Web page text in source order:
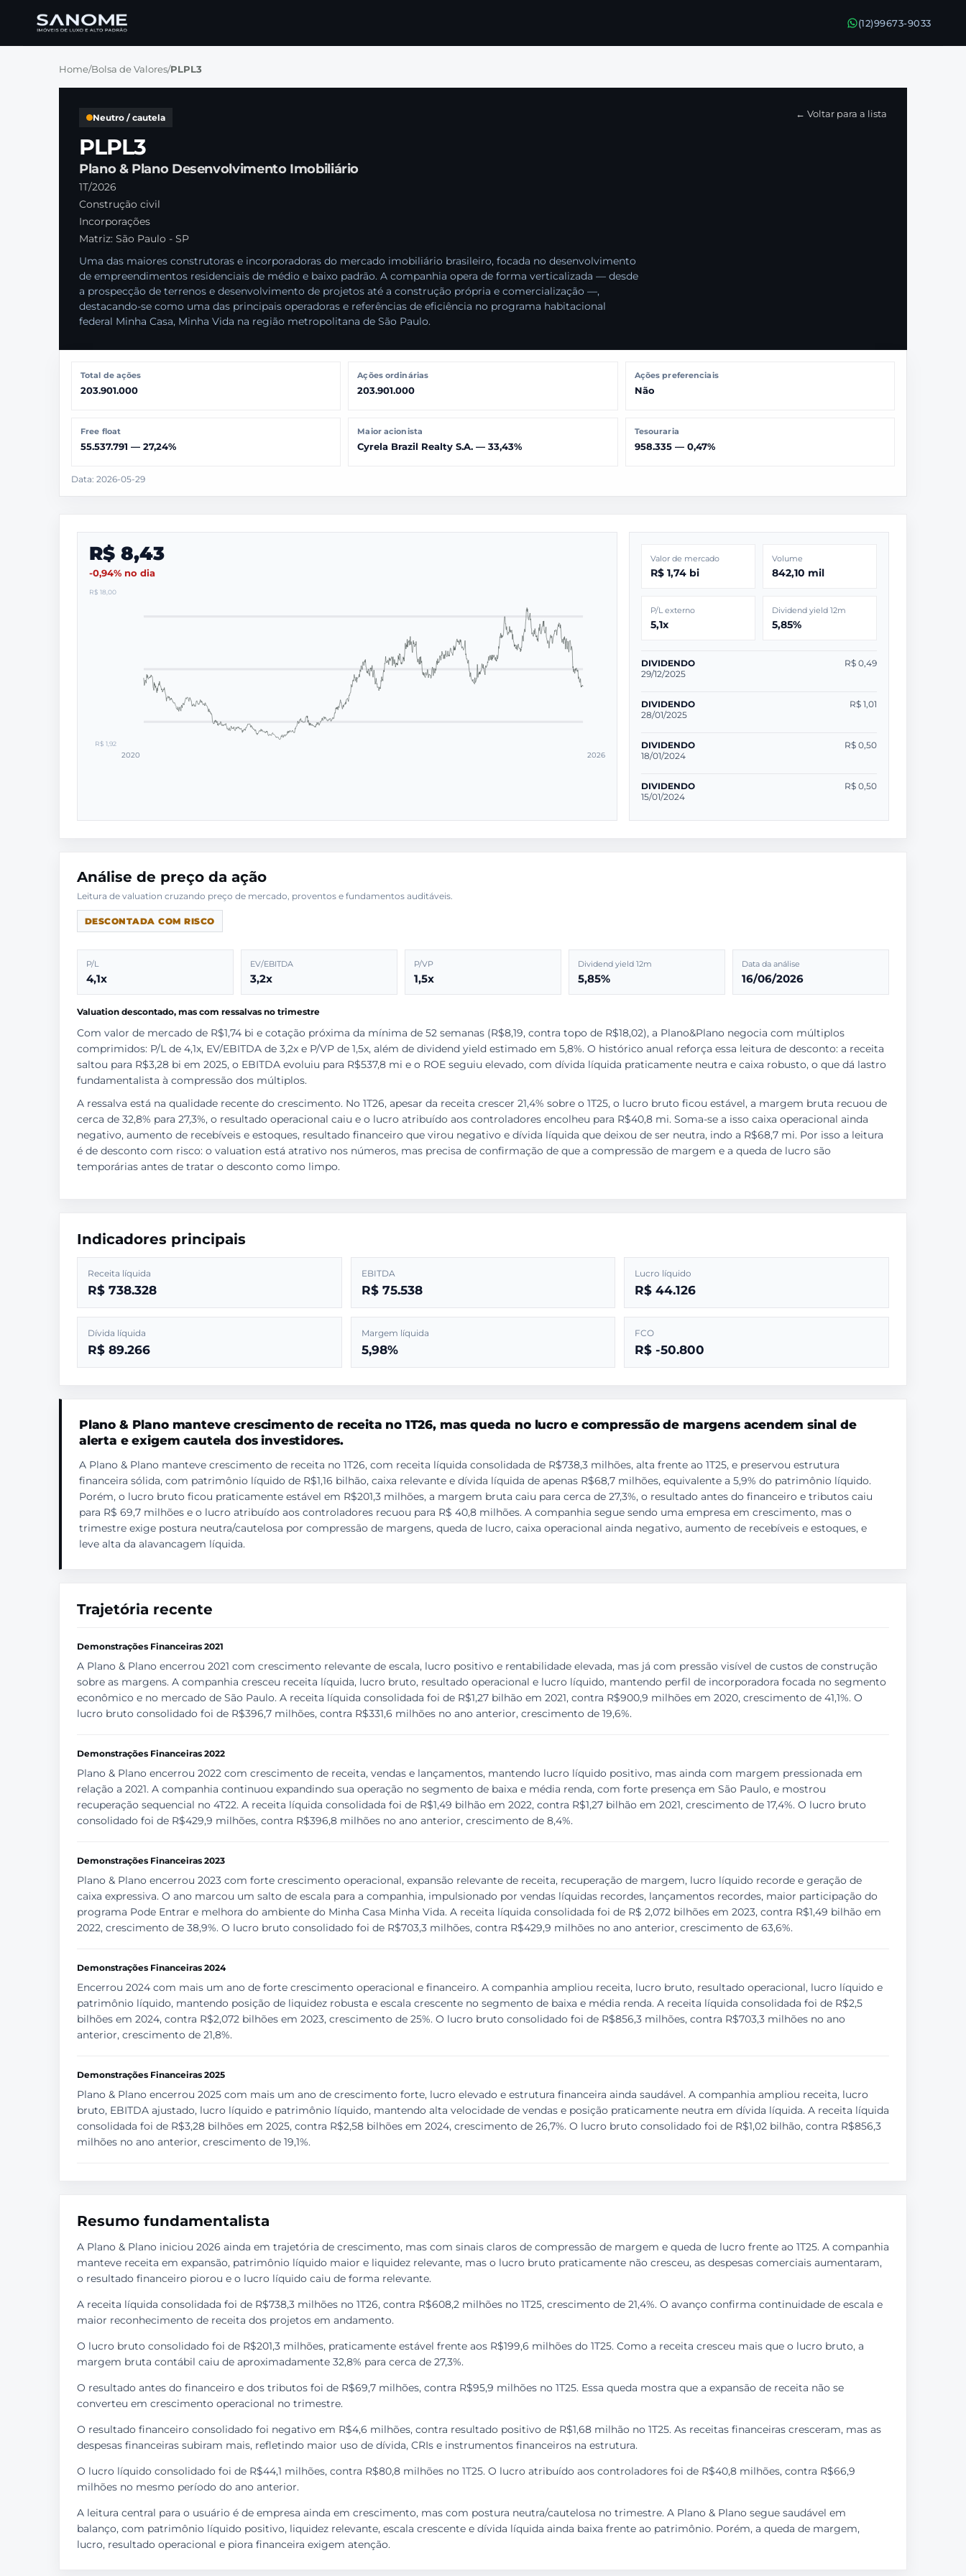
(12)99673-9033
Home/Bolsa de Valores/PLPL3
Neutro / cautela
PLPL3
Plano & Plano Desenvolvimento Imobiliário
1T/2026
Construção civil
Incorporações
Matriz: São Paulo - SP
Uma das maiores construtoras e incorporadoras do mercado imobiliário brasileiro, focada no desenvolvimento
de empreendimentos residenciais de médio e baixo padrão. A companhia opera de forma verticalizada — desde
a prospecção de terrenos e desenvolvimento de projetos até a construção própria e comercialização —,
destacando-se como uma das principais operadoras e referências de eficiência no programa habitacional
federal Minha Casa, Minha Vida na região metropolitana de São Paulo.
← Voltar para a lista
Total de ações
203.901.000
Ações ordinárias
203.901.000
Ações preferenciais
Não
Free float
55.537.791 — 27,24%
Maior acionista
Cyrela Brazil Realty S.A. — 33,43%
Tesouraria
958.335 — 0,47%
Data: 2026-05-29
R$ 8,43
-0,94% no dia
R$ 18,00
R$ 1,92
2020 2026
Valor de mercado
R$ 1,74 bi
Volume
842,10 mil
P/L externo
5,1x
Dividend yield 12m
5,85%
DIVIDENDO
29/12/2025
R$ 0,49
DIVIDENDO
28/01/2025
R$ 1,01
DIVIDENDO
18/01/2024
R$ 0,50
DIVIDENDO
15/01/2024
R$ 0,50
Análise de preço da ação
DESCONTADA COM RISCO
P/L
4,1x
EV/EBITDA
3,2x
P/VP
1,5x
Dividend yield 12m
5,85%
Data da análise
16/06/2026
Valuation descontado, mas com ressalvas no trimestre
Com valor de mercado de R$1,74 bi e cotação próxima da mínima de 52 semanas (R$8,19, contra topo de R$18,02), a Plano&Plano negocia com múltiplos
comprimidos: P/L de 4,1x, EV/EBITDA de 3,2x e P/VP de 1,5x, além de dividend yield estimado em 5,8%. O histórico anual reforça essa leitura de desconto: a receita
saltou para R$3,28 bi em 2025, o EBITDA evoluiu para R$537,8 mi e o ROE seguiu elevado, com dívida líquida praticamente neutra e caixa robusto, o que dá lastro
fundamentalista à compressão dos múltiplos.
A ressalva está na qualidade recente do crescimento. No 1T26, apesar da receita crescer 21,4% sobre o 1T25, o lucro bruto ficou estável, a margem bruta recuou de
cerca de 32,8% para 27,3%, o resultado operacional caiu e o lucro atribuído aos controladores encolheu para R$40,8 mi. Soma-se a isso caixa operacional ainda
negativo, aumento de recebíveis e estoques, resultado financeiro que virou negativo e dívida líquida que deixou de ser neutra, indo a R$68,7 mi. Por isso a leitura
é de desconto com risco: o valuation está atrativo nos números, mas precisa de confirmação de que a compressão de margem e a queda de lucro são
temporárias antes de tratar o desconto como limpo.
Indicadores principais
Receita líquida
R$ 738.328
EBITDA
R$ 75.538
Lucro líquido
R$ 44.126
Dívida líquida
R$ 89.266
Margem líquida
5,98%
FCO
R$ -50.800
Plano & Plano manteve crescimento de receita no 1T26, mas queda no lucro e compressão de margens acendem sinal de
alerta e exigem cautela dos investidores.
A Plano & Plano manteve crescimento de receita no 1T26, com receita líquida consolidada de R$738,3 milhões, alta frente ao 1T25, e preservou estrutura
financeira sólida, com patrimônio líquido de R$1,16 bilhão, caixa relevante e dívida líquida de apenas R$68,7 milhões, equivalente a 5,9% do patrimônio líquido.
Porém, o lucro bruto ficou praticamente estável em R$201,3 milhões, a margem bruta caiu para cerca de 27,3%, o resultado antes do financeiro e tributos caiu
para R$ 69,7 milhões e o lucro atribuído aos controladores recuou para R$ 40,8 milhões. A companhia segue sendo uma empresa em crescimento, mas o
trimestre exige postura neutra/cautelosa por compressão de margens, queda de lucro, caixa operacional ainda negativo, aumento de recebíveis e estoques, e
leve alta da alavancagem líquida.
Trajetória recente
Demonstrações Financeiras 2021
A Plano & Plano encerrou 2021 com crescimento relevante de escala, lucro positivo e rentabilidade elevada, mas já com pressão visível de custos de construção
sobre as margens. A companhia cresceu receita líquida, lucro bruto, resultado operacional e lucro líquido, mantendo perfil de incorporadora focada no segmento
econômico e no mercado de São Paulo. A receita líquida consolidada foi de R$1,27 bilhão em 2021, contra R$900,9 milhões em 2020, crescimento de 41,1%. O
lucro bruto consolidado foi de R$396,7 milhões, contra R$331,6 milhões no ano anterior, crescimento de 19,6%.
Demonstrações Financeiras 2022
Plano & Plano encerrou 2022 com crescimento de receita, vendas e lançamentos, mantendo lucro líquido positivo, mas ainda com margem pressionada em
relação a 2021. A companhia continuou expandindo sua operação no segmento de baixa e média renda, com forte presença em São Paulo, e mostrou
recuperação sequencial no 4T22. A receita líquida consolidada foi de R$1,49 bilhão em 2022, contra R$1,27 bilhão em 2021, crescimento de 17,4%. O lucro bruto
consolidado foi de R$429,9 milhões, contra R$396,8 milhões no ano anterior, crescimento de 8,4%.
Demonstrações Financeiras 2023
Plano & Plano encerrou 2023 com forte crescimento operacional, expansão relevante de receita, recuperação de margem, lucro líquido recorde e geração de
caixa expressiva. O ano marcou um salto de escala para a companhia, impulsionado por vendas líquidas recordes, lançamentos recordes, maior participação do
programa Pode Entrar e melhora do ambiente do Minha Casa Minha Vida. A receita líquida consolidada foi de R$ 2,072 bilhões em 2023, contra R$1,49 bilhão em
2022, crescimento de 38,9%. O lucro bruto consolidado foi de R$703,3 milhões, contra R$429,9 milhões no ano anterior, crescimento de 63,6%.
Demonstrações Financeiras 2024
Encerrou 2024 com mais um ano de forte crescimento operacional e financeiro. A companhia ampliou receita, lucro bruto, resultado operacional, lucro líquido e
patrimônio líquido, mantendo posição de liquidez robusta e escala crescente no segmento de baixa e média renda. A receita líquida consolidada foi de R$2,5
bilhões em 2024, contra R$2,072 bilhões em 2023, crescimento de 25%. O lucro bruto consolidado foi de R$856,3 milhões, contra R$703,3 milhões no ano
anterior, crescimento de 21,8%.
Demonstrações Financeiras 2025
Plano & Plano encerrou 2025 com mais um ano de crescimento forte, lucro elevado e estrutura financeira ainda saudável. A companhia ampliou receita, lucro
bruto, EBITDA ajustado, lucro líquido e patrimônio líquido, mantendo alta velocidade de vendas e posição praticamente neutra em dívida líquida. A receita líquida
consolidada foi de R$3,28 bilhões em 2025, contra R$2,58 bilhões em 2024, crescimento de 26,7%. O lucro bruto consolidado foi de R$1,02 bilhão, contra R$856,3
milhões no ano anterior, crescimento de 19,1%.
Resumo fundamentalista
A Plano & Plano iniciou 2026 ainda em trajetória de crescimento, mas com sinais claros de compressão de margem e queda de lucro frente ao 1T25. A companhia
manteve receita em expansão, patrimônio líquido maior e liquidez relevante, mas o lucro bruto praticamente não cresceu, as despesas comerciais aumentaram,
o resultado financeiro piorou e o lucro líquido caiu de forma relevante.
A receita líquida consolidada foi de R$738,3 milhões no 1T26, contra R$608,2 milhões no 1T25, crescimento de 21,4%. O avanço confirma continuidade de escala e
maior reconhecimento de receita dos projetos em andamento.
O lucro bruto consolidado foi de R$201,3 milhões, praticamente estável frente aos R$199,6 milhões do 1T25. Como a receita cresceu mais que o lucro bruto, a
margem bruta contábil caiu de aproximadamente 32,8% para cerca de 27,3%.
O resultado antes do financeiro e dos tributos foi de R$69,7 milhões, contra R$95,9 milhões no 1T25. Essa queda mostra que a expansão de receita não se
converteu em crescimento operacional no trimestre.
O resultado financeiro consolidado foi negativo em R$4,6 milhões, contra resultado positivo de R$1,68 milhão no 1T25. As receitas financeiras cresceram, mas as
despesas financeiras subiram mais, refletindo maior uso de dívida, CRIs e instrumentos financeiros na estrutura.
O lucro líquido consolidado foi de R$44,1 milhões, contra R$80,8 milhões no 1T25. O lucro atribuído aos controladores foi de R$40,8 milhões, contra R$66,9
milhões no mesmo período do ano anterior.
A leitura central para o usuário é de empresa ainda em crescimento, mas com postura neutra/cautelosa no trimestre. A Plano & Plano segue saudável em
balanço, com patrimônio líquido positivo, liquidez relevante, escala crescente e dívida líquida ainda baixa frente ao patrimônio. Porém, a queda de margem,
lucro, resultado operacional e piora financeira exigem atenção.